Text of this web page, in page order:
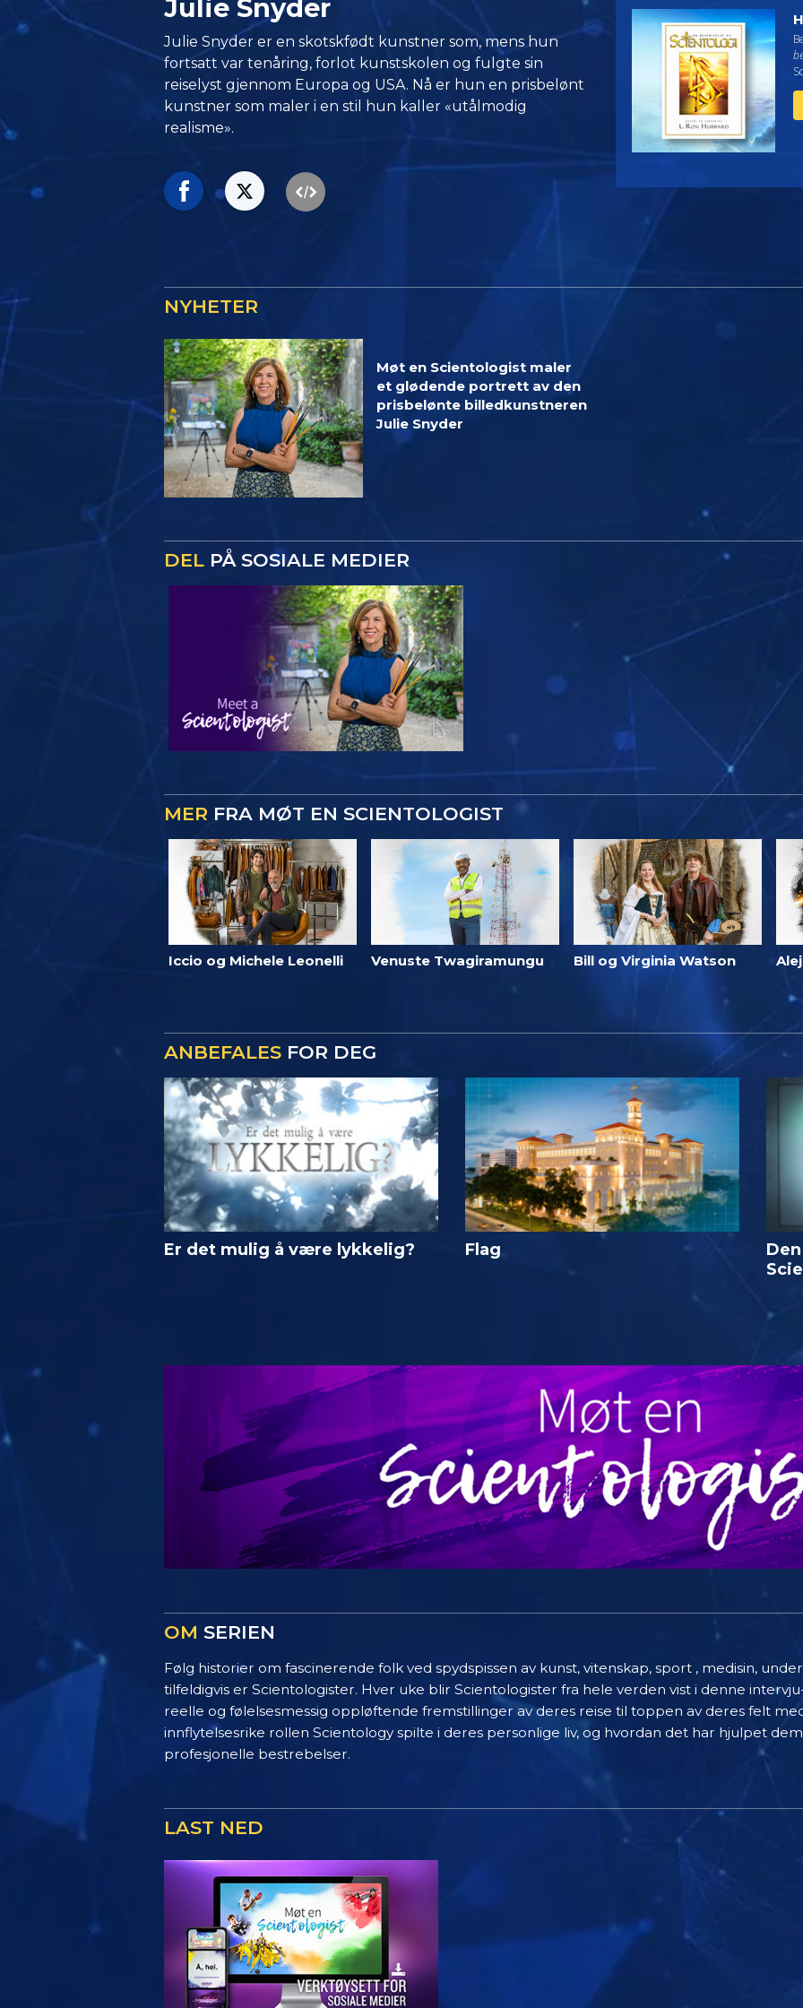
Julie Snyder
Julie Snyder er en skotskfødt kunstner som, mens hun
fortsatt var tenåring, forlot kunstskolen og fulgte sin
reiselyst gjennom Europa og USA. Nå er hun en prisbelønt
kunstner som maler i en stil hun kaller «utålmodig
realisme».
NYHETER
Møt en Scientologist maler
et glødende portrett av den
prisbelønte billedkunstneren
Julie Snyder
DEL PÅ SOSIALE MEDIER
MER FRA MØT EN SCIENTOLOGIST
Iccio og Michele Leonelli Venuste Twagiramungu Bill og Virginia Watson
ANBEFALES FOR DEG
Er det mulig å være lykkelig? Flag
OM SERIEN
Følg historier om fascinerende folk ved spydspissen av kunst, vitenskap, sport , medisin,
tilfeldigvis er Scientologister. Hver uke blir Scientologister fra hele verden vist i denne
reelle og følelsesmessig oppløftende fremstillinger av deres reise til toppen av deres felt
innflytelsesrike rollen Scientology spilte i deres personlige liv, og hvordan det har hjulpet
profesjonelle bestrebelser.
LAST NED